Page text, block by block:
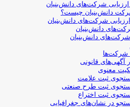
ارزیابی شرکت‌های دانش‌بنیان
دانش‌بنیان چیست؟
ارزیابی شرکت‌های دانش‌بنیان
دانش‌بنیان
دانش‌بنیان
شرکت‌ها
آگهی‌های قانونی
معنوی
ثبت علامت
ثبت طرح صنعتی
ثبت اختراع
در نشان‌های جغرافیایی